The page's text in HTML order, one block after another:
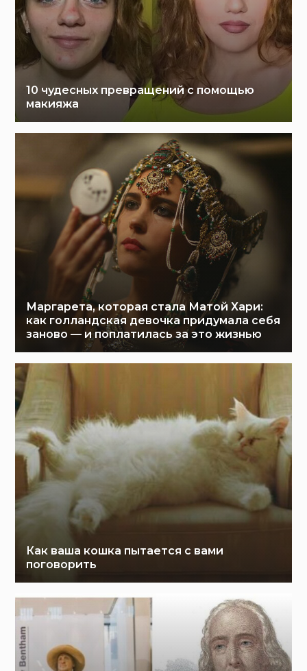
10 чудесных превращений с помощью
макияжа
Маргарета, которая стала Матой Хари:
как голландская девочка придумала себя
заново — и поплатилась за это жизнью
Как ваша кошка пытается с вами
поговорить